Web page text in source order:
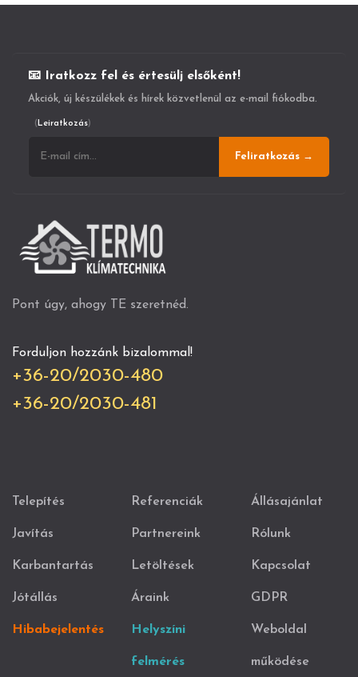
📧 Iratkozz fel és értesülj elsőként!
Akciók, új készülékek és hírek közvetlenül az e-mail fiókodba.
(Leiratkozás)
Feliratkozás →
Pont úgy, ahogy TE szeretnéd.
Forduljon hozzánk bizalommal!
+36-20/2030-480
+36-20/2030-481
Telepítés
Javítás
Karbantartás
Jótállás
Hibabejelentés
Referenciák
Partnereink
Letöltések
Áraink
Helyszíni
felmérés
Állásajánlat
Rólunk
Kapcsolat
GDPR
Weboldal
működése